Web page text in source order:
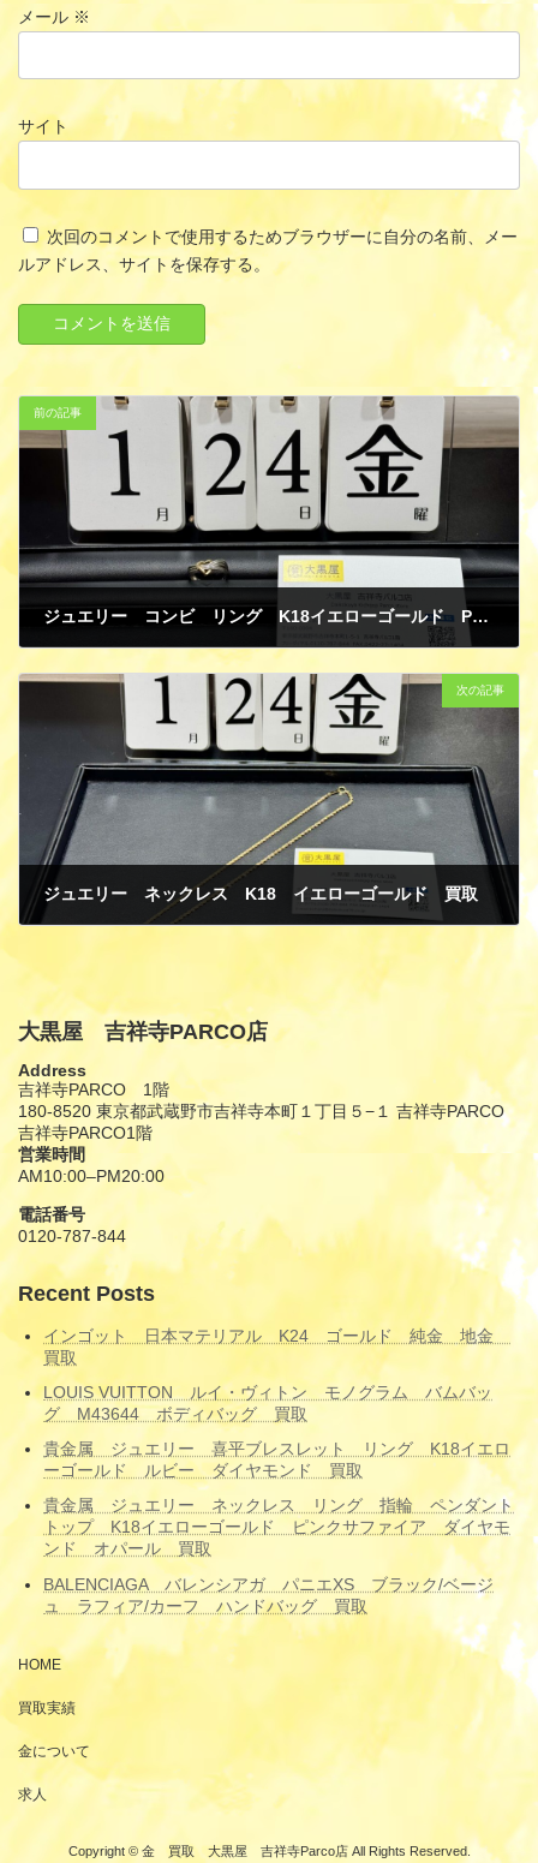
メール ※
サイト
次回のコメントで使用するためブラウザーに自分の名前、メー
ルアドレス、サイトを保存する。
前の記事
ジュエリー コンビ リング K18イエローゴールド PT900 ダイヤ 買取
次の記事
ジュエリー ネックレス K18 イエローゴールド 買取
大黒屋 吉祥寺PARCO店
Address
吉祥寺PARCO 1階
180-8520 東京都武蔵野市吉祥寺本町１丁目５−１ 吉祥寺PARCO
吉祥寺PARCO1階
営業時間
AM10:00–PM20:00
電話番号
0120-787-844
Recent Posts
インゴット 日本マテリアル K24 ゴールド 純金 地金
買取
LOUIS VUITTON ルイ・ヴィトン モノグラム バムバッ
グ M43644 ボディバッグ 買取
貴金属 ジュエリー 喜平ブレスレット リング K18イエロ
ーゴールド ルビー ダイヤモンド 買取
貴金属 ジュエリー ネックレス リング 指輪 ペンダント
トップ K18イエローゴールド ピンクサファイア ダイヤモ
ンド オパール 買取
BALENCIAGA バレンシアガ パニエXS ブラック/ベージ
ュ ラフィア/カーフ ハンドバッグ 買取
HOME
買取実績
金について
求人
Copyright © 金 買取 大黒屋 吉祥寺Parco店 All Rights Reserved.